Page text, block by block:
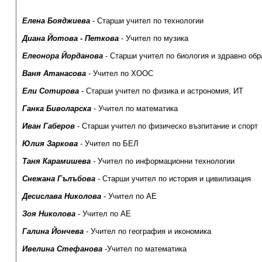
Елена Бояджиева- Старши учител по технологии
Диана Йотова - Петкова- Учител по музика
Елеонора Йорданова- Старши учител по биология и здравно
Ваня Атанасова- Учител по ХООС
Ели Сотирова- Старши учител по физика и астрономия, ИТ
Ганка Биволарска- Учител по математика
Иван Габеров- Старши учител по физическо възпитание и спорт
Юлия Заркова- Учител по БЕЛ
Таня Карамишева- Учител по информационни технологии
Снежана Гълъбова- Старши учител по история и цивилизация
Десислава Николова- Учител по АЕ
Зоя Николова- Учител по АЕ
Галина Йончева- Учител по география и икономика
Ивелина Стефанова-Учител по математика